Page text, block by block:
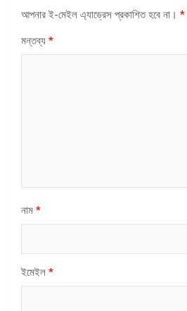
আপনার ই-মেইল এ্যাড্রেস প্রকাশিত হবে না। *
মন্তব্য *
নাম *
ইমেইল *